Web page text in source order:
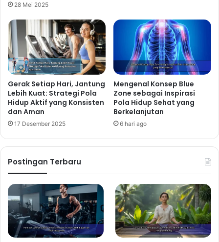
28 Mei 2025
Gerak Setiap Hari, Jantung
Lebih Kuat: Strategi Pola
Hidup Aktif yang Konsisten
dan Aman
17 Desember 2025
Mengenal Konsep Blue
Zone sebagai Inspirasi
Pola Hidup Sehat yang
Berkelanjutan
6 hari ago
Postingan Terbaru